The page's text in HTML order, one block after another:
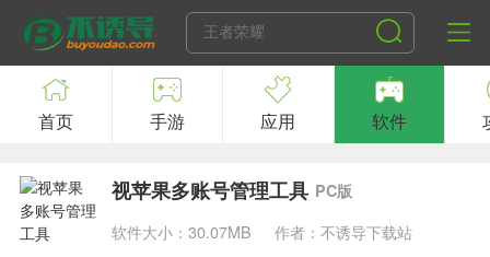
首页 手游 应用 软件
视苹果多账号管理工具 PC版
软件大小：30.07MB
作者：不诱导下载站